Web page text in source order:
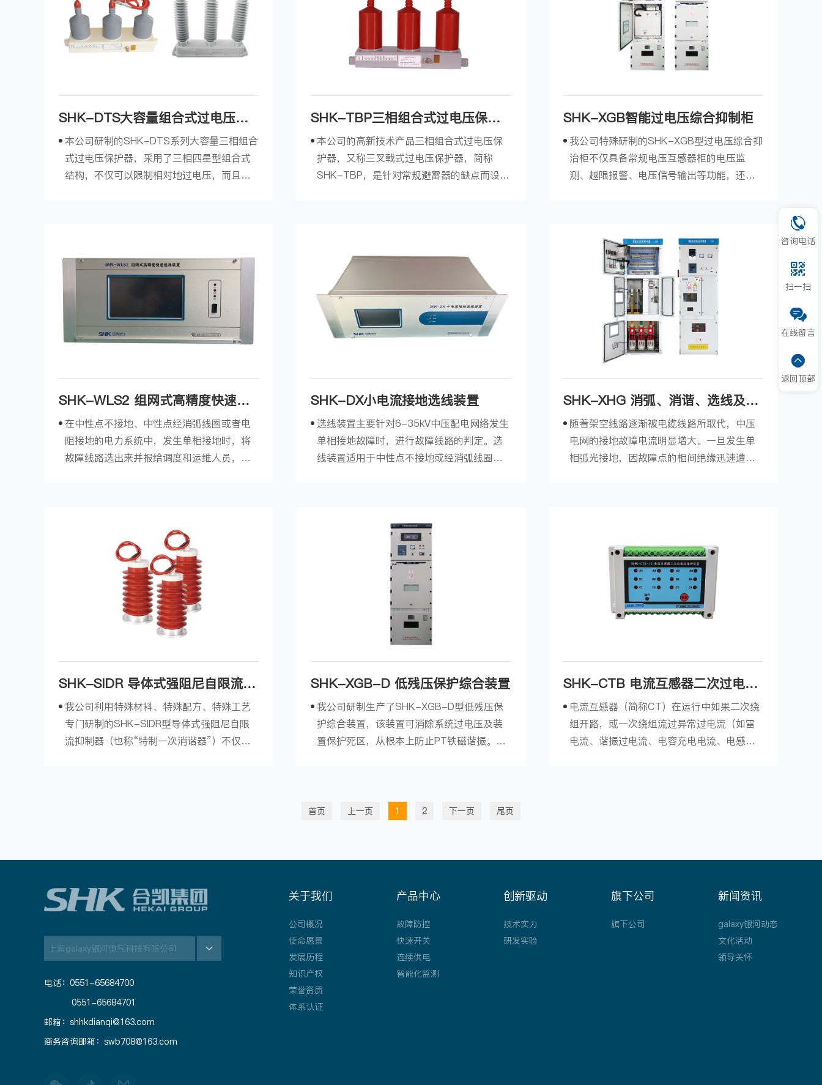
SHK-DTS大容量组合式过电压保
护器
本公司研制的SHK-DTS系列大容量三相组合
式过电压保护器，采用了三相四星型组合式
结构，不仅可以限制相对地过电压，而且可
大容量三相组合式过电压保护器...
SHK-TBP三相组合式过电压保护
器本公司的高新技术产品三相组合式过电压保
护器，又称三叉戟式过电压保护器，简称
SHK-TBP，是针对常规避雷器的缺点而设计
业，是保护变压器、开关、母线、电...
SHK-XGB智能过电压综合抑制柜
我公司特殊研制的SHK-XGB型过电压综合抑
治柜不仅具备常规电压互感器柜的电压监
测、越限报警、电压信号输出等功能，还能
主母线或6kV、10k...
SHK-WLS2 组网式高精度快速选
线装置
在中性点不接地、中性点经消弧线圈或者电
阻接地的电力系统中，发生单相接地时，将
故障线路选出来并报给调度和运维人员，以
SHK-DX小电流接地选线装置
选线装置主要针对6-35kV中压配电网络发生
单相接地故障时，进行故障线路的判定。选
线装置适用于中性点不接地或经消弧线圈接
态，并在发生接地故障以及短路故障时，准
确判定故障线路，并将故障信息...
SHK-XHG 消弧、消谐、选线及过
电压保护装置
随着架空线路逐渐被电缆线路所取代，中压
电网的接地故障电流明显增大。一旦发生单
相弧光接地，因故障点的相间绝缘迅速遭到
地电力系统中，用来控...
SHK-SIDR 导体式强阻尼自限流抑
制器
我公司利用特殊材料、特殊配方、特殊工艺
专门研制的SHK-SIDR型导体式强阻尼自限
流抑制器（也称“特制一次消谐器”）不仅能
SHK-XGB-D 低残压保护综合装置
我公司研制生产了SHK-XGB-D型低残压保
护综合装置，该装置可消除系统过电压及装
置保护死区，从根本上防止PT铁磁谐振。我
30%，对于防止柜内绝缘闪络事故发生，延
SHK-CTB 电流互感器二次过电压
保护器
电流互感器（简称CT）在运行中如果二次绕
组开路，或一次绕组流过异常过电流（如雷
电流、谐振过电流、电容充电电流、电感启
首页 上一页 1 2 下一页 尾页
上海galaxy银河电气科技有限公司
电话：0551-65684700
0551-65684701
邮箱：shhkdianqi@163.com
商务咨询邮箱：swb708@163.com
关于我们
公司概况
使命愿景
发展历程
知识产权
荣誉资质
体系认证
产品中心
故障防控
快速开关
连续供电
智能化监测
创新驱动
技术实力
研发实验
旗下公司
旗下公司
新闻资讯
galaxy银河动态
文化活动
领导关怀
咨询电话
扫一扫
在线留言
返回顶部